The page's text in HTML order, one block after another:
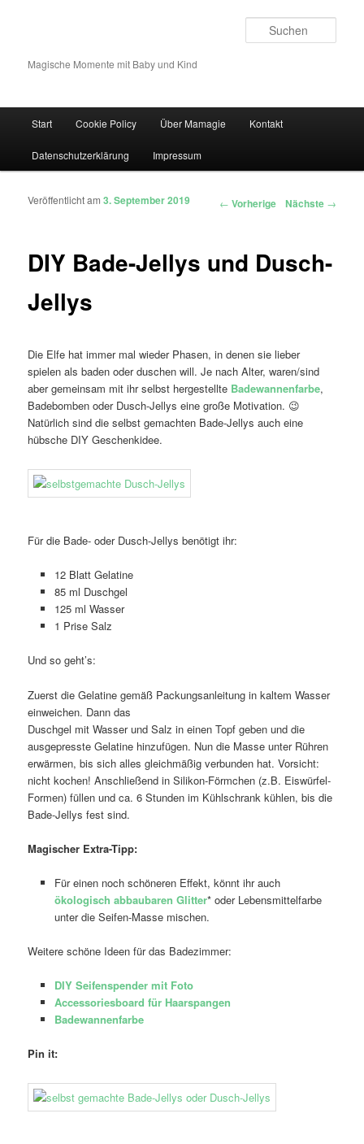
Magische Momente mit Baby und Kind
Zum Inhalt wechseln
Zum sekundären Inhalt wechseln
Start Cookie Policy Über Mamagie Kontakt
Datenschutzerklärung Impressum
Artikelnavigation ← Vorherige Nächste →
DIY Bade-Jellys und Dusch-
Jellys
Veröffentlicht am3. September 2019
Die Elfe hat immer mal wieder Phasen, in denen sie lieber
spielen als baden oder duschen will. Je nach Alter, waren/sind
aber gemeinsam mit ihr selbst hergestellte Badewannenfarbe,
Badebomben oder Dusch-Jellys eine große Motivation. 😉
Natürlich sind die selbst gemachten Bade-Jellys auch eine
hübsche DIY Geschenkidee.
Für die Bade- oder Dusch-Jellys benötigt ihr:
12 Blatt Gelatine
85 ml Duschgel
125 ml Wasser
1 Prise Salz
Und so geht’s:
Zuerst die Gelatine gemäß Packungsanleitung in kaltem Wasser
einweichen. Dann das
Duschgel mit Wasser und Salz in einen Topf geben und die
ausgepresste Gelatine hinzufügen. Nun die Masse unter Rühren
erwärmen, bis sich alles gleichmäßig verbunden hat. Vorsicht:
nicht kochen! Anschließend in Silikon-Förmchen (z.B. Eiswürfel-
Formen) füllen und ca. 6 Stunden im Kühlschrank kühlen, bis die
Bade-Jellys fest sind.
Magischer Extra-Tipp:
Für einen noch schöneren Effekt, könnt ihr auch
ökologisch abbaubaren Glitter* oder Lebensmittelfarbe
unter die Seifen-Masse mischen.
Weitere schöne Ideen für das Badezimmer:
DIY Seifenspender mit Foto
Accessoriesboard für Haarspangen
Badewannenfarbe
Pin it: